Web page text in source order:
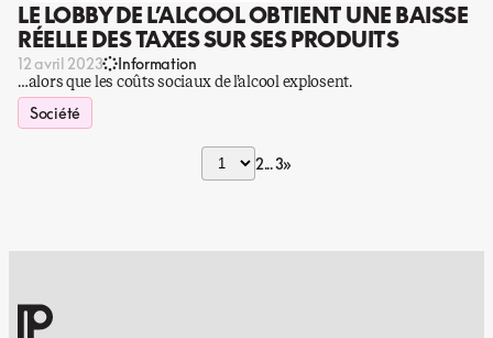
LE LOBBY DE L’ALCOOL OBTIENT UNE BAISSE
RÉELLE DES TAXES SUR SES PRODUITS
12 avril 2023 Information
…alors que les coûts sociaux de l’alcool explosent.
Société
2 3»